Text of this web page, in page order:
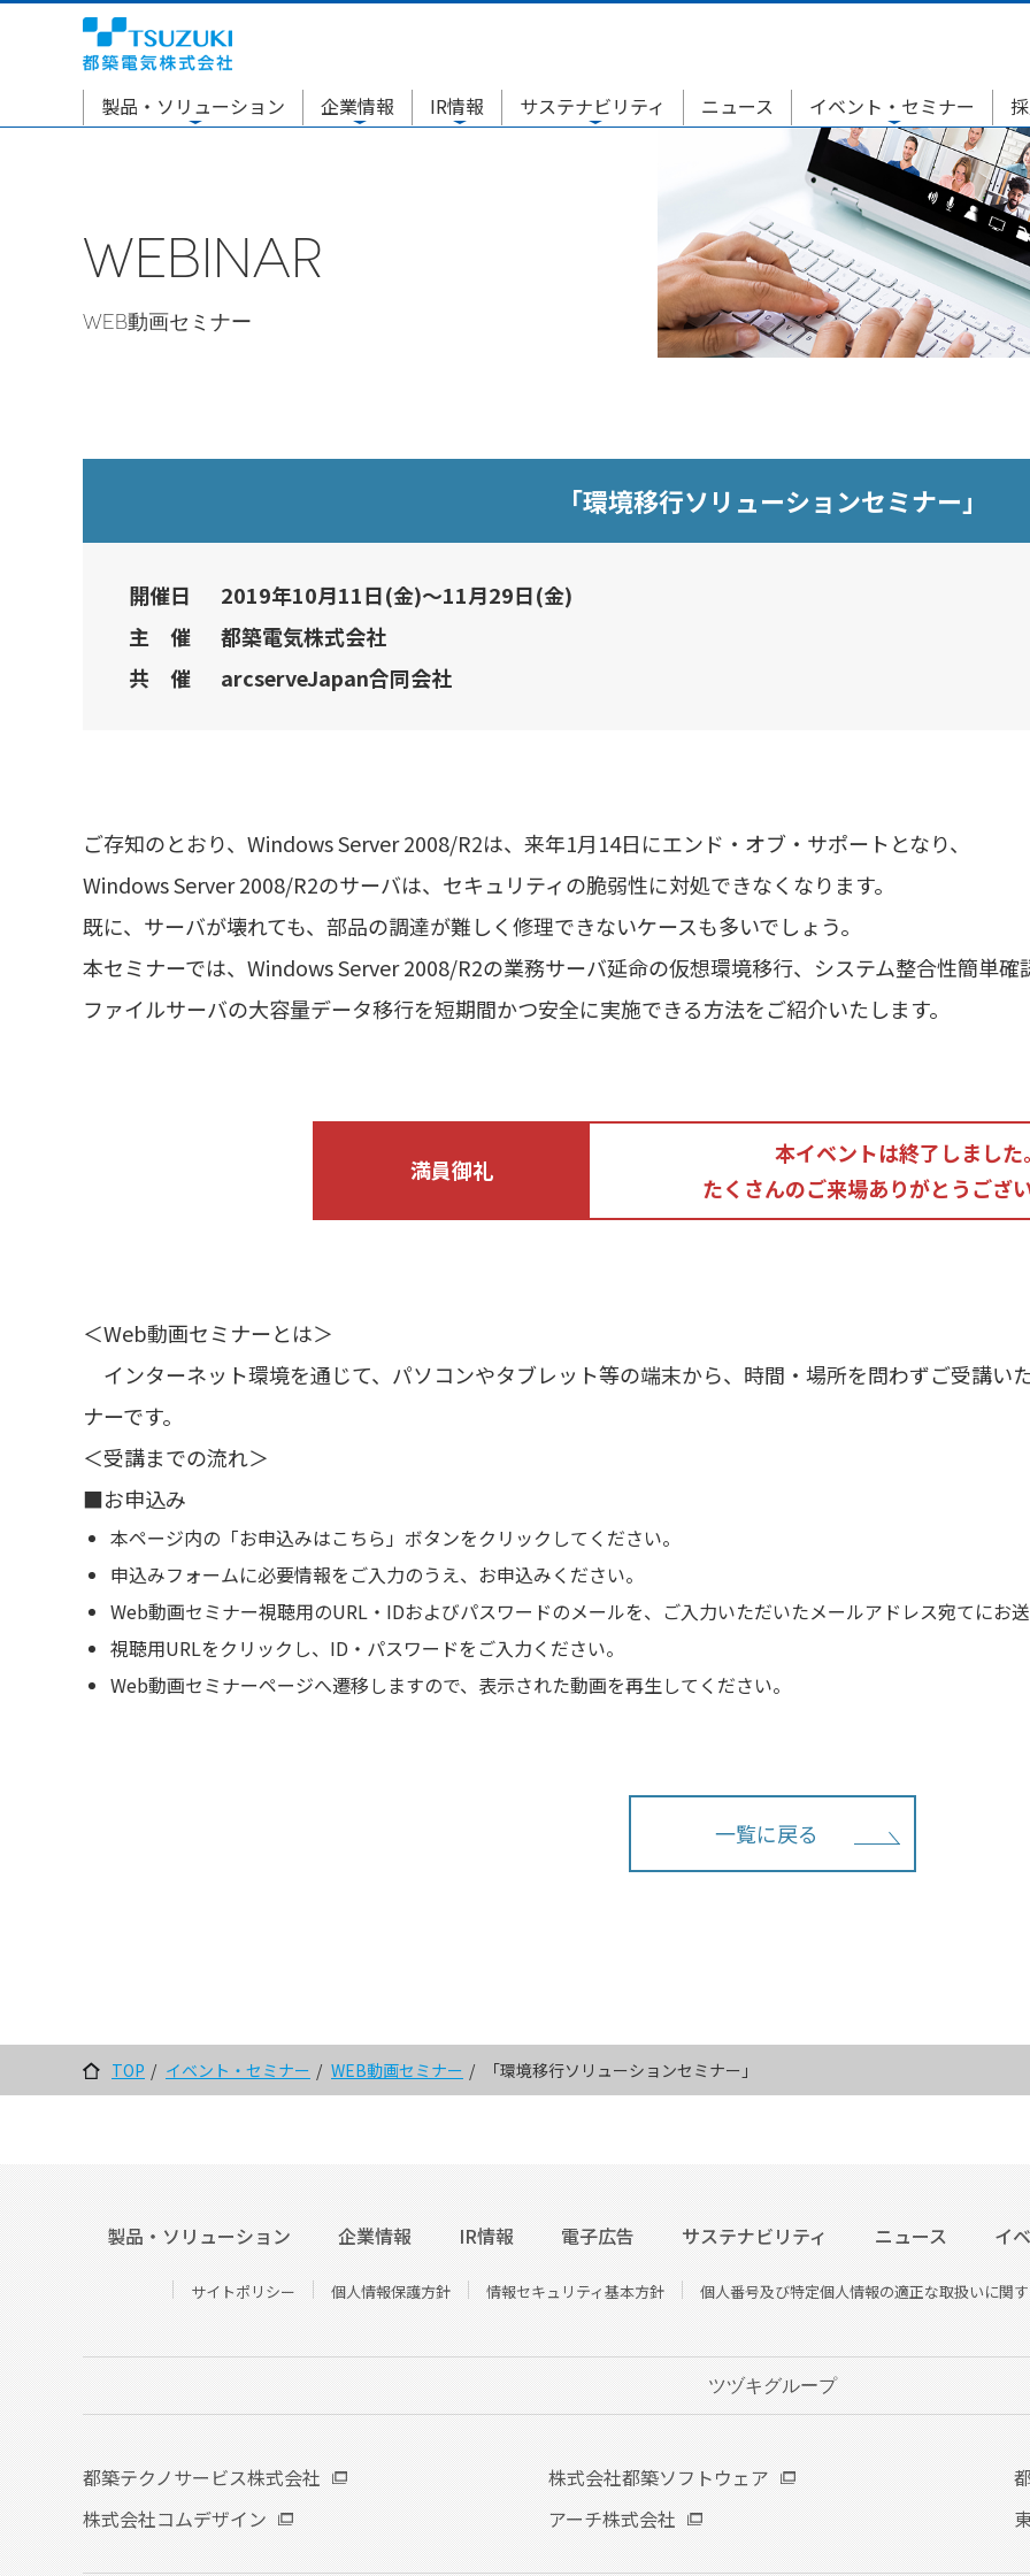
製品・ソリューション 企業情報 IR情報 サステナビリティ ニュース イベント・セミナー
WEBINAR
WEB動画セミナー
「環境移行ソリューションセミナー」
開催日
2019年10月11日(金)～11月29日(金)
主 催
都築電気株式会社
共 催
arcserveJapan合同会社
ご存知のとおり、Windows Server 2008/R2は、来年1月14日にエンド・オブ・サポートとなり、
Windows Server 2008/R2のサーバは、セキュリティの脆弱性に対処できなくなります。
既に、サーバが壊れても、部品の調達が難しく修理できないケースも多いでしょう。
本セミナーでは、Windows Server 2008/R2の業務サーバ延命の仮想環境移行、システム整合性簡単確
ファイルサーバの大容量データ移行を短期間かつ安全に実施できる方法をご紹介いたします。
満員御礼
本イベントは終了しました
たくさんのご来場ありがとうござ
＜Web動画セミナーとは＞
インターネット環境を通じて、パソコンやタブレット等の端末から、時間・場所を問わずご受講い
ナーです。
＜受講までの流れ＞
■お申込み
本ページ内の「お申込みはこちら」ボタンをクリックしてください。
申込みフォームに必要情報をご入力のうえ、お申込みください。
Web動画セミナー視聴用のURL・IDおよびパスワードのメールを、ご入力いただいたメールアドレス宛てにお
視聴用URLをクリックし、ID・パスワードをご入力ください。
Web動画セミナーページへ遷移しますので、表示された動画を再生してください。
一覧に戻る
TOP イベント・セミナー WEB動画セミナー 「環境移行ソリューションセミナー」
製品・ソリューション 企業情報 IR情報 電子広告 サステナビリティ ニュース イ
サイトポリシー 個人情報保護方針 情報セキュリティ基本方針 個人番号及び特定個人情報の適正な取扱いに関
ツヅキグループ
都築テクノサービス株式会社 株式会社都築ソフトウェア
株式会社コムデザイン
アーチ株式会社